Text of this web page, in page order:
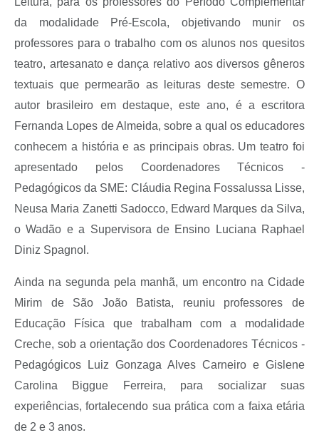
da modalidade Pré-Escola, objetivando munir os
professores para o trabalho com os alunos nos quesitos
teatro, artesanato e dança relativo aos diversos gêneros
textuais que permearão as leituras deste semestre. O
autor brasileiro em destaque, este ano, é a escritora
Fernanda Lopes de Almeida, sobre a qual os educadores
conhecem a história e as principais obras. Um teatro foi
apresentado pelos Coordenadores Técnicos -
Pedagógicos da SME: Cláudia Regina Fossalussa Lisse,
Neusa Maria Zanetti Sadocco, Edward Marques da Silva,
o Wadão e a Supervisora de Ensino Luciana Raphael
Diniz Spagnol.
Ainda na segunda pela manhã, um encontro na Cidade
Mirim de São João Batista, reuniu professores de
Educação Física que trabalham com a modalidade
Creche, sob a orientação dos Coordenadores Técnicos -
Pedagógicos Luiz Gonzaga Alves Carneiro e Gislene
Carolina Biggue Ferreira, para socializar suas
experiências, fortalecendo sua prática com a faixa etária
de 2 e 3 anos.